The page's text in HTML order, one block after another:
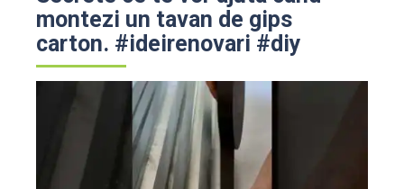
montezi un tavan de gips
carton. #ideirenovari #diy